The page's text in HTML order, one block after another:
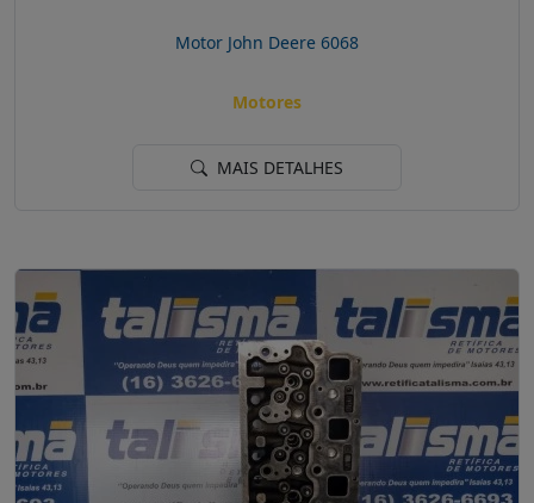
Motor John Deere 6068
Motores
MAIS DETALHES